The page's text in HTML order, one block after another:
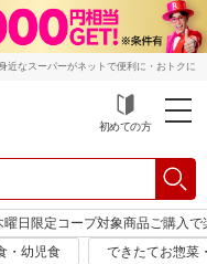
近なスーパーがネットで便利に・おトクに
初めての方
曜日限定コープ対象商品ご購入
・幼児食 できたてお惣菜